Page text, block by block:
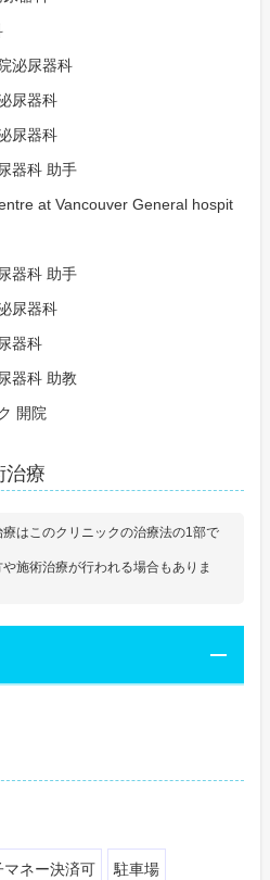
泌尿器科
尿器科
尿器科
器科 助手
at Vancouver General hospit
器科 助手
尿器科
器科
器科 助教
開院
治療
はこのクリニックの治療法の1部で
施術治療が行われる場合もありま
マネー決済可 駐車場